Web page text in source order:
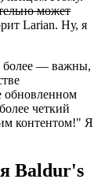
может
Larian. Ну, я
более — важны,
обновленном
четкий
контентом!" Я
Baldur's